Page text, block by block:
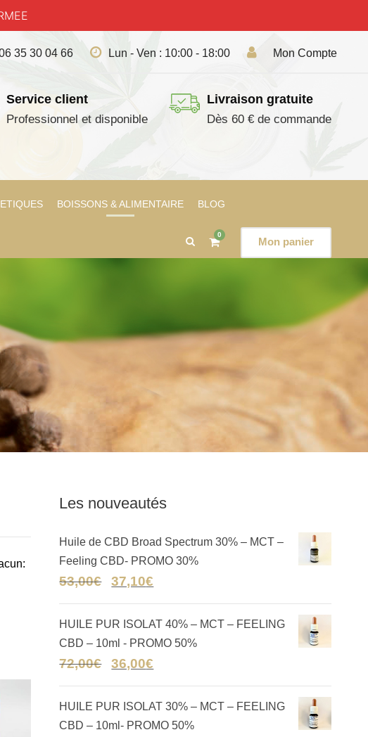
35 30 04 66 Lun - Ven : 10:00 - 18:00 Mon Compte
Service client
Professionnel et disponible
Livraison gratuite
Dès 60 € de commande
BOISSONS & ALIMENTAIRE BLOG
0
Mon panier
Les nouveautés
Huile de CBD Broad Spectrum 30% – MCT –
Feeling CBD- PROMO 30%
53,00€ 37,10€
HUILE PUR ISOLAT 40% – MCT – FEELING
CBD – 10ml - PROMO 50%
72,00€ 36,00€
HUILE PUR ISOLAT 30% – MCT – FEELING
CBD – 10ml- PROMO 50%